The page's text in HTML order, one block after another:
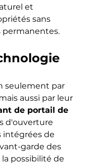
et
sans
permanentes.
seulement par
aussi par leur
de portail de
d'ouverture
intégrées de
garde des
possibilité de